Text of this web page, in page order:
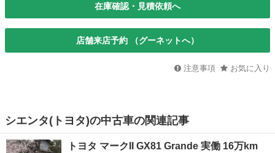
在庫確認・見積依頼へ
店舗来店予約 （グーネットへ）
注意事項 お気に入り
シエンタ(トヨタ)の中古車の関連記事
トヨタ マークII GX81 Grande 実働 16万km